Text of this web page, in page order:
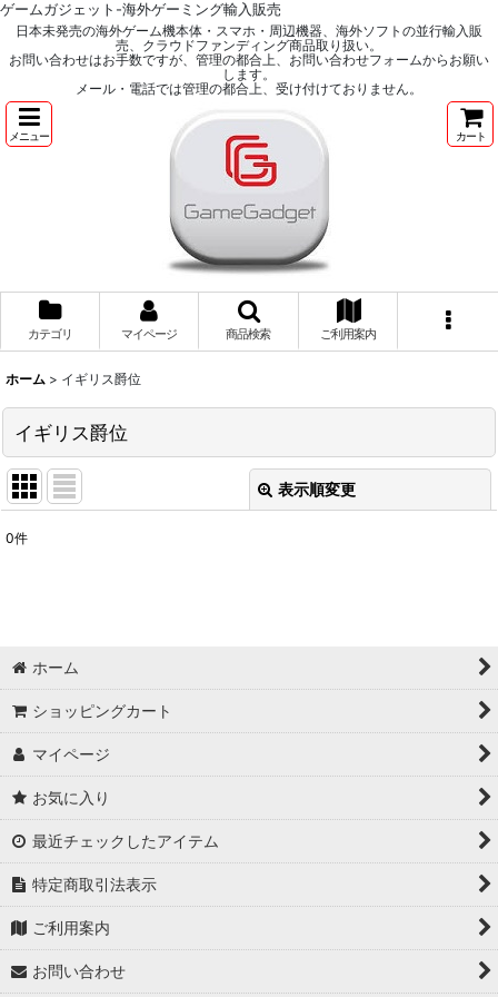
ゲームガジェット-海外ゲーミング輸入販売
日本未発売の海外ゲーム機本体・スマホ・周辺機器、海外ソフトの並行輸入販
売、クラウドファンディング商品取り扱い。
お問い合わせはお手数ですが、管理の都合上、お問い合わせフォームからお願い
します。
メール・電話では管理の都合上、受け付けておりません。
メニュー カート
カテゴリ マイページ 商品検索 ご利用案内
ホーム > イギリス爵位
イギリス爵位
表示順変更
0件
ホーム
ショッピングカート
マイページ
お気に入り
最近チェックしたアイテム
特定商取引法表示
ご利用案内
お問い合わせ